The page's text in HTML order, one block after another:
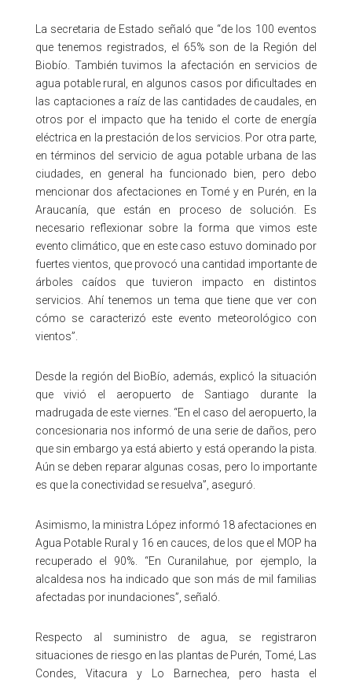
La secretaria de Estado señaló que “de los 100 eventos
que tenemos registrados, el 65% son de la Región del
Biobío. También tuvimos la afectación en servicios de
agua potable rural, en algunos casos por dificultades en
las captaciones a raíz de las cantidades de caudales, en
otros por el impacto que ha tenido el corte de energía
eléctrica en la prestación de los servicios. Por otra parte,
en términos del servicio de agua potable urbana de las
ciudades, en general ha funcionado bien, pero debo
mencionar dos afectaciones en Tomé y en Purén, en la
Araucanía, que están en proceso de solución. Es
necesario reflexionar sobre la forma que vimos este
evento climático, que en este caso estuvo dominado por
fuertes vientos, que provocó una cantidad importante de
árboles caídos que tuvieron impacto en distintos
servicios. Ahí tenemos un tema que tiene que ver con
cómo se caracterizó este evento meteorológico con
vientos”.
Desde la región del BioBío, además, explicó la situación
que vivió el aeropuerto de Santiago durante la
madrugada de este viernes. “En el caso del aeropuerto, la
concesionaria nos informó de una serie de daños, pero
que sin embargo ya está abierto y está operando la pista.
Aún se deben reparar algunas cosas, pero lo importante
es que la conectividad se resuelva”, aseguró.
Asimismo, la ministra López informó 18 afectaciones en
Agua Potable Rural y 16 en cauces, de los que el MOP ha
recuperado el 90%. “En Curanilahue, por ejemplo, la
alcaldesa nos ha indicado que son más de mil familias
afectadas por inundaciones”, señaló.
Respecto al suministro de agua, se registraron
situaciones de riesgo en las plantas de Purén, Tomé, Las
Condes, Vitacura y Lo Barnechea, pero hasta el